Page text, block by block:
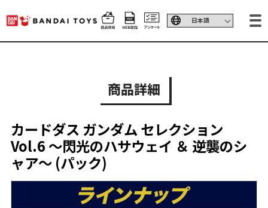
商品詳細
カードダス ガンダム セレクション
Vol.6 ～閃光のハサウェイ ＆ 逆襲のシ
ャア～ (パック)